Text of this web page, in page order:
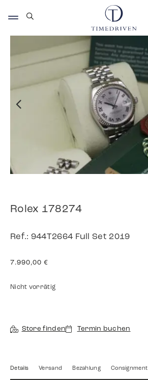
Rolex 178274
Ref.: 944T2664 Full Set 2019
7.990,00 €
Nicht vorrätig
Store finden Termin buchen
Details Versand Bezahlung Consignment